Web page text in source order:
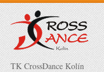
TK CrossDance Kolín